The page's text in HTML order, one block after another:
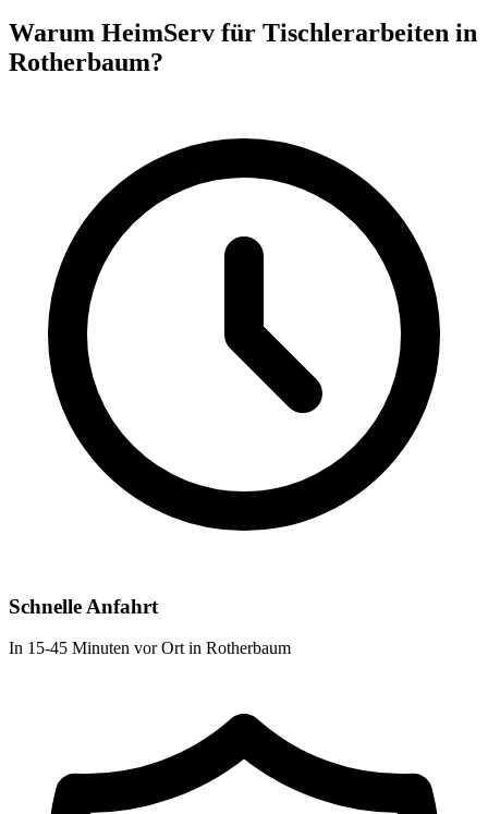
Warum HeimServ für Tischlerarbeiten in
Rotherbaum?
Schnelle Anfahrt
In 15-45 Minuten vor Ort in Rotherbaum